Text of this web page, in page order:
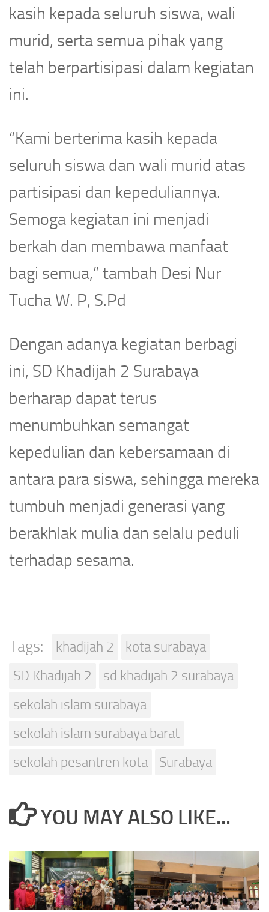
kasih kepada seluruh siswa, wali
murid, serta semua pihak yang
telah berpartisipasi dalam kegiatan
ini.
“Kami berterima kasih kepada
seluruh siswa dan wali murid atas
partisipasi dan kepeduliannya.
Semoga kegiatan ini menjadi
berkah dan membawa manfaat
bagi semua,” tambah Desi Nur
Tucha W. P, S.Pd
Dengan adanya kegiatan berbagi
ini, SD Khadijah 2 Surabaya
berharap dapat terus
menumbuhkan semangat
kepedulian dan kebersamaan di
antara para siswa, sehingga mereka
tumbuh menjadi generasi yang
berakhlak mulia dan selalu peduli
terhadap sesama.
Tags: khadijah 2
kota surabaya
SD Khadijah 2
sd khadijah 2 surabaya
sekolah islam surabaya
sekolah islam surabaya barat
sekolah pesantren kota
Surabaya
YOU MAY ALSO LIKE...